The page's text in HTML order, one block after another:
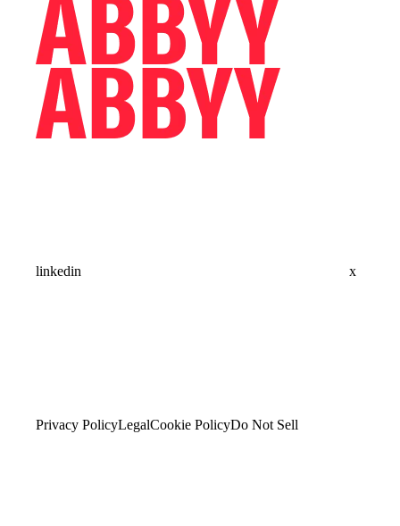
linkedin x
Privacy PolicyLegalCookie PolicyDo Not Sell